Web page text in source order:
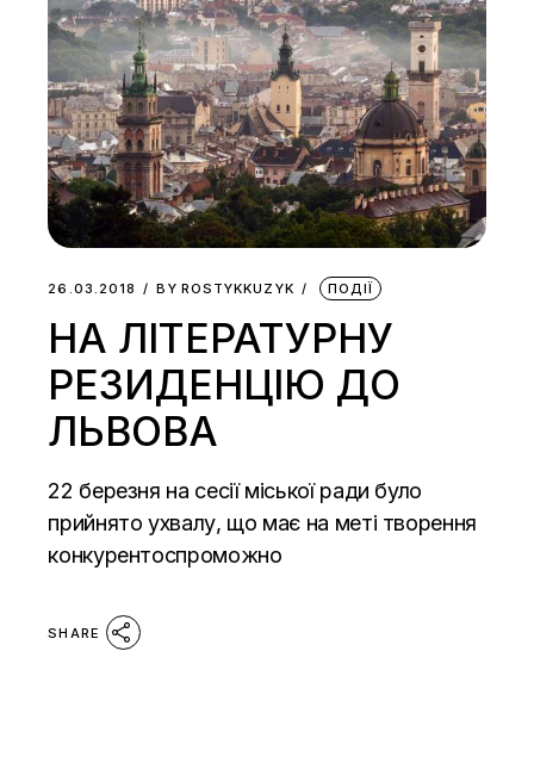
26.03.2018 BY ROSTYKKUZYK ПОДІЇ
НА ЛІТЕРАТУРНУ
РЕЗИДЕНЦІЮ ДО
ЛЬВОВА
22 березня на сесії міської ради було
прийнято ухвалу, що має на меті творення
конкурентоспроможно
SHARE